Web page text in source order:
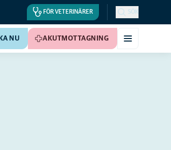
FÖR VETERINÄRER SÖK
NU AKUTMOTTAGNING